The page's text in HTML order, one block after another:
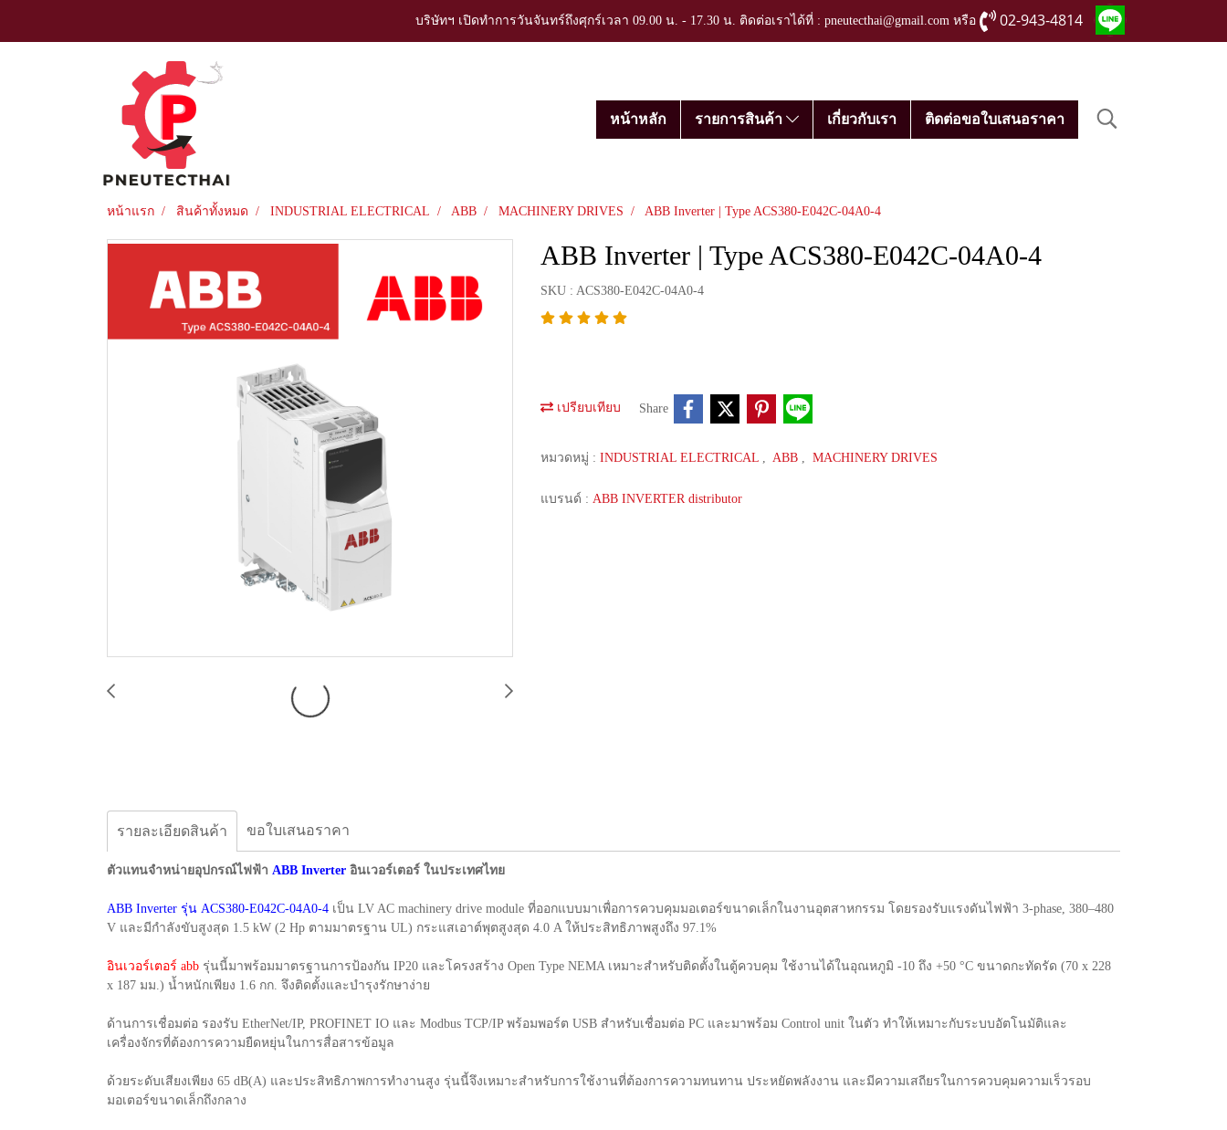
บริษัทฯ เปิดทำการวันจันทร์ถึงศุกร์เวลา 09.00 น. - 17.30 น. ติดต่อเราได้ที่ : pneutecthai@gmail.com หรือ 02-943-4814
หน้าหลัก รายการสินค้า เกี่ยวกับเรา ติดต่อขอใบเสนอราคา
หน้าแรก สินค้าทั้งหมด INDUSTRIAL ELECTRICAL ABB MACHINERY DRIVES ABB Inverter | Type ACS380-E042C-04A0-4
ABB Inverter | Type ACS380-E042C-04A0-4
SKU : ACS380-E042C-04A0-4
เปรียบเทียบ Share
หมวดหมู่ : INDUSTRIAL ELECTRICAL , ABB , MACHINERY DRIVES
แบรนด์ : ABB INVERTER distributor
รายละเอียดสินค้า ขอใบเสนอราคา
ตัวแทนจำหน่ายอุปกรณ์ไฟฟ้า ABB Inverter อินเวอร์เตอร์ ในประเทศไทย
ABB Inverter รุ่น ACS380-E042C-04A0-4 เป็น LV AC machinery drive module ที่ออกแบบมาเพื่อการควบคุมมอเตอร์ขนาดเล็กในงานอุตสาหกรรม โดยรองรับแรงดันไฟฟ้า 3-phase, 380–480
V และมีกำลังขับสูงสุด 1.5 kW (2 Hp ตามมาตรฐาน UL) กระแสเอาต์พุตสูงสุด 4.0 A ให้ประสิทธิภาพสูงถึง 97.1%
อินเวอร์เตอร์ abb รุ่นนี้มาพร้อมมาตรฐานการป้องกัน IP20 และโครงสร้าง Open Type NEMA เหมาะสำหรับติดตั้งในตู้ควบคุม ใช้งานได้ในอุณหภูมิ -10 ถึง +50 °C ขนาดกะทัดรัด (70 x 228
x 187 มม.) น้ำหนักเพียง 1.6 กก. จึงติดตั้งและบำรุงรักษาง่าย
ด้านการเชื่อมต่อ รองรับ EtherNet/IP, PROFINET IO และ Modbus TCP/IP พร้อมพอร์ต USB สำหรับเชื่อมต่อ PC และมาพร้อม Control unit ในตัว ทำให้เหมาะกับระบบอัตโนมัติและ
เครื่องจักรที่ต้องการความยืดหยุ่นในการสื่อสารข้อมูล
ด้วยระดับเสียงเพียง 65 dB(A) และประสิทธิภาพการทำงานสูง รุ่นนี้จึงเหมาะสำหรับการใช้งานที่ต้องการความทนทาน ประหยัดพลังงาน และมีความเสถียรในการควบคุมความเร็วรอบ
มอเตอร์ขนาดเล็กถึงกลาง